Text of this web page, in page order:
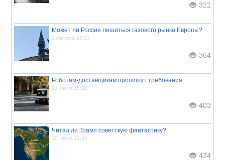
322
Может ли Россия лишиться газового рынка Европы?
1 Августа 16:23
364
Роботам-доставщикам пропишут требования
31 Июля 18:32
403
Читал ли Трамп советскую фантастику?
30 Июля 12:20
434